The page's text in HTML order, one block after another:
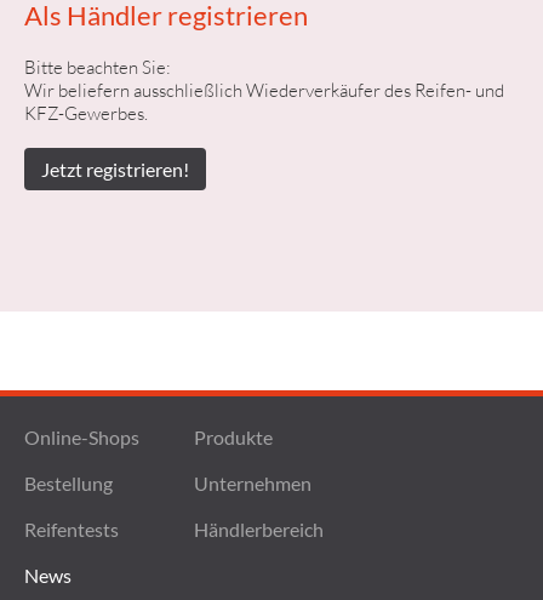
Als Händler registrieren
Bitte beachten Sie:
Wir beliefern ausschließlich Wiederverkäufer des Reifen- und
KFZ-Gewerbes.
Jetzt registrieren!
Online-Shops
Produkte
Bestellung
Unternehmen
Reifentests
Händlerbereich
News